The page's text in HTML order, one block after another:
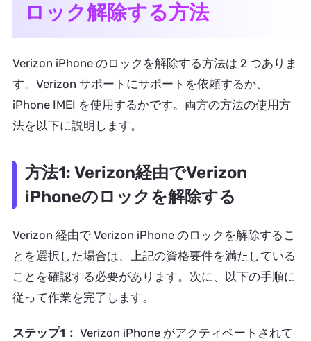
ロック解除する方法
Verizon iPhone のロックを解除する方法は 2 つありま
す。Verizon サポートにサポートを依頼するか、
iPhone IMEI を使用するかです。両方の方法の使用方
法を以下に説明します。
方法1: Verizon経由でVerizon
iPhoneのロックを解除する
Verizon 経由で Verizon iPhone のロックを解除するこ
とを選択した場合は、上記の資格要件を満たしている
ことを確認する必要があります。次に、以下の手順に
従って作業を完了します。
ステップ1： Verizon iPhone がアクティベートされて